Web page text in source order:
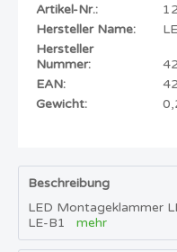
Artikel-Nr.:
Hersteller Name:
Hersteller
Nummer:
EAN:
Gewicht:
Beschreibung
LED Montageklammer
LE-B1 mehr